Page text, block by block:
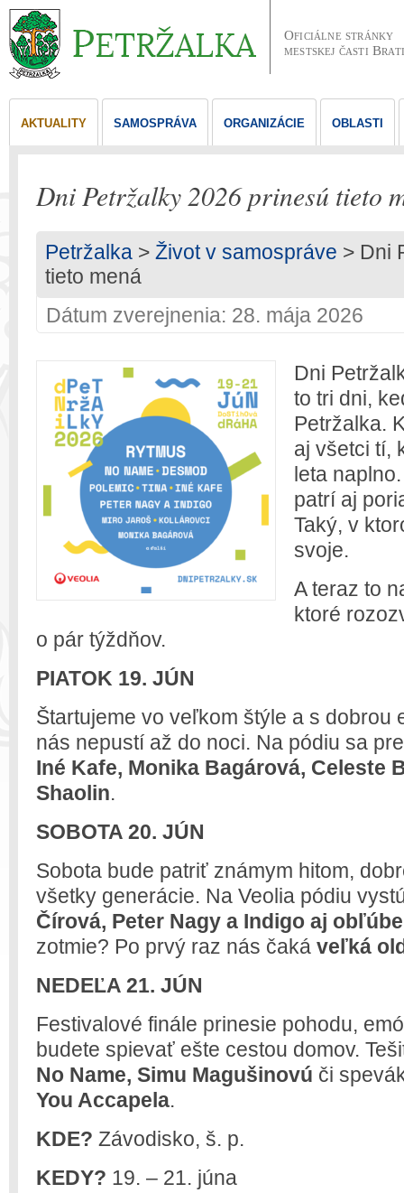
Oficiálne stránky
mestskej časti
AKTUALITY SAMOSPRÁVA ORGANIZÁCIE OBLASTI
Dni Petržalky 2026 prinesú tieto
Petržalka > Život v samospráve > Dni
tieto mená
Dátum zverejnenia: 28. mája 2026
Dni
to tri dni,
Petržalka.
aj všetci tí,
leta
patrí aj
Taký, v
svoje.
A teraz to
ktoré
o pár týždňov.
PIATOK 19. JÚN
Štartujeme vo veľkom štýle a s dobrou
nás nepustí až do noci. Na pódiu sa
Iné Kafe, Monika Bagárová, Celeste
Shaolin.
SOBOTA 20. JÚN
Sobota bude patriť známym hitom,
všetky generácie. Na Veolia pódiu
Čírová, Peter Nagy a Indigo aj
zotmie? Po prvý raz nás čaká veľká
NEDEĽA 21. JÚN
Festivalové finále prinesie pohodu,
budete spievať ešte cestou domov.
No Name, Simu Magušinovú či
You Accapela.
KDE? Závodisko, š. p.
KEDY? 19. – 21. júna